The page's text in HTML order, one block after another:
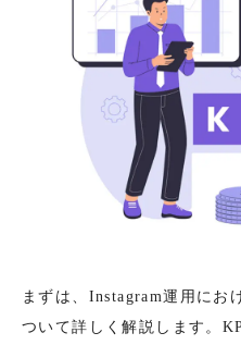
まずは、Instagram運用にお
ついて詳しく解説します。